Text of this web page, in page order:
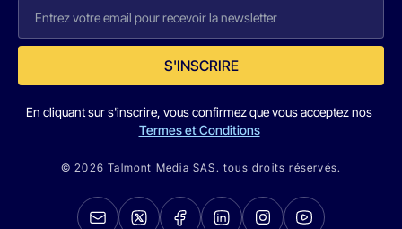
S'INSCRIRE
En cliquant sur s'inscrire, vous confirmez que vous acceptez nos
Termes et Conditions
© 2026 Talmont Media SAS. tous droits réservés.